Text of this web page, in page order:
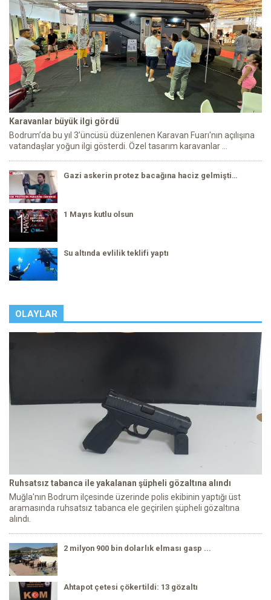
Karavanlar büyük ilgi gördü
Bodrum’da bu yıl 3’üncüsü düzenlenen Karavan Fuarı'nın açılışına
vatandaşlar yoğun ilgi gösterdi. Özel tasarım karavanlar ...
Gazi askerin protez bacağına haciz gelmişti…
1 Mayıs kutlu olsun
Su altında evlilik teklifi yaptı
OLAYLAR
Ruhsatsız tabanca ile yakalanan şüpheli gözaltına alındı
Muğla'nın Bodrum ilçesinde üzerinde polis ekibinin yaptığı üst
aramasında ruhsatsız tabanca ele geçirilen şüpheli gözaltına
alındı.
2 milyon 900 bin dolarlık elması gasp ...
Ahtapot çetesi çökertildi: 13 gözaltı